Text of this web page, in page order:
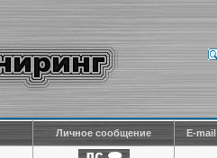
Личное сообщение E-